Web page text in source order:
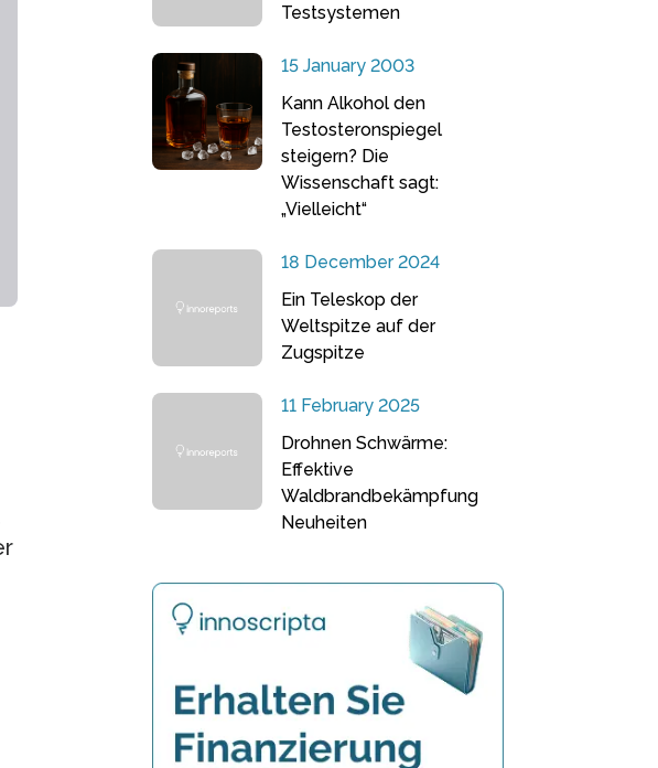
Testsystemen
15 January 2003
Kann Alkohol den
Testosteronspiegel
steigern? Die
Wissenschaft sagt:
„Vielleicht“
18 December 2024
Ein Teleskop der
Weltspitze auf der
Zugspitze
11 February 2025
Drohnen Schwärme:
Effektive
Waldbrandbekämpfung
Neuheiten